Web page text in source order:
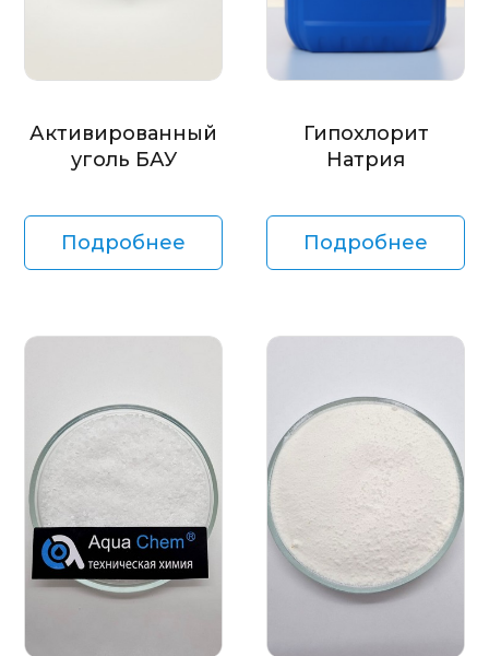
Активированный
уголь БАУ
Подробнее
Гипохлорит
Натрия
Подробнее